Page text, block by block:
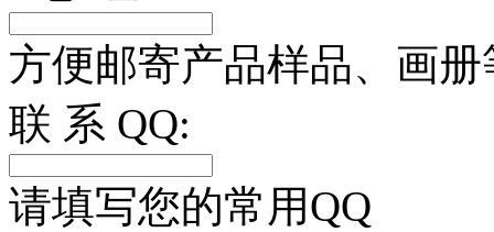
方便邮寄产品样品、画
联 系 QQ:
请填写您的常用QQ